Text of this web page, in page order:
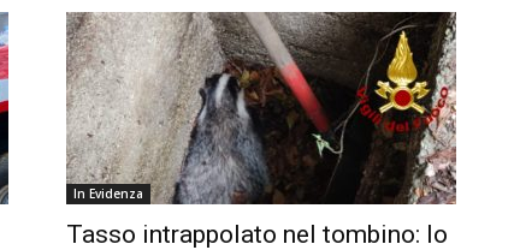
In Evidenza
Tasso intrappolato nel tombino: lo